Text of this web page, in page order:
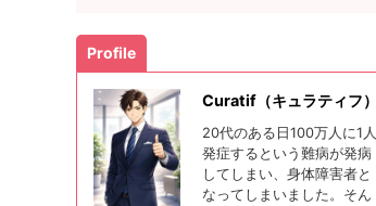
Profile
Curatif（キュラティフ）
20代のある日100万人に1人
発症するという難病が発病
してしまい、身体障害者と
なってしまいました。そん